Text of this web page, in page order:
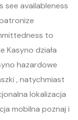
availableness
to
Kasyno działa
hazardowe
, natychmiast
lokalizacja
mobilna poznaj i